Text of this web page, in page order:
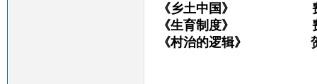
《乡土中国》 费
《生育制度》 费
《村治的逻辑》 贺